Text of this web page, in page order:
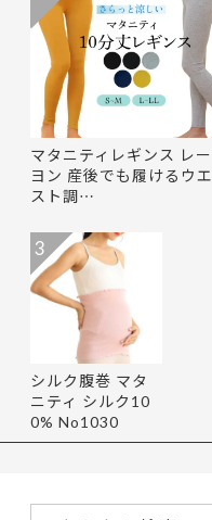
マタニティレギンス レー
ヨン 産後でも履けるウエ
スト調…
シルク腹巻 マタ
ニティ シルク10
0% No1030
3